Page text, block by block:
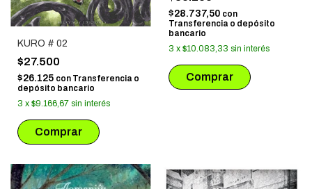
KURO # 02
$27.500
$26.125 con Transferencia o
depósito bancario
3 x $9.166,67 sin interés
$28.737,50 con
Transferencia o depósito
bancario
3 x $10.083,33 sin interés